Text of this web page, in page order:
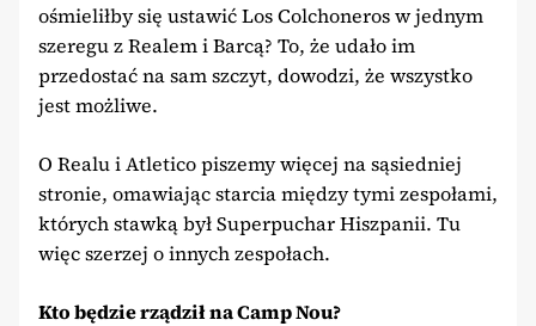
ośmieliłby się ustawić Los Colchoneros w jednym
szeregu z Realem i Barcą? To, że udało im
przedostać na sam szczyt, dowodzi, że wszystko
jest możliwe.
O Realu i Atletico piszemy więcej na sąsiedniej
stronie, omawiając starcia między tymi zespołami,
których stawką był Superpuchar Hiszpanii. Tu
więc szerzej o innych zespołach.
Kto będzie rządził na Camp Nou?